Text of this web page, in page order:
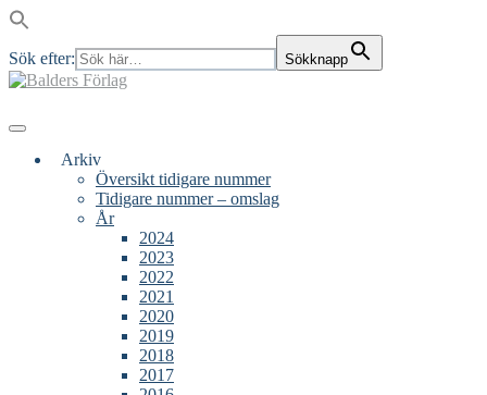
Sök efter: Sökknapp
Skip
Menu
Arkiv
Översikt tidigare nummer
Tidigare nummer – omslag
År
2024
2023
2022
2021
2020
2019
2018
2017